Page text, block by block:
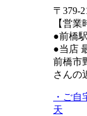
〒379-
【営
●前橋
●当店
前橋市
さんの
・ご
天